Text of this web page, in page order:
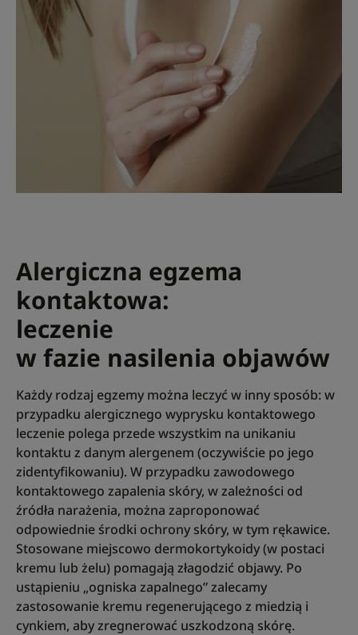
Alergiczna egzema
kontaktowa:
leczenie
w fazie nasilenia objawów
Każdy rodzaj egzemy można leczyć w inny sposób: w
przypadku alergicznego wyprysku kontaktowego
leczenie polega przede wszystkim na unikaniu
kontaktu z danym alergenem (oczywiście po jego
zidentyfikowaniu). W przypadku zawodowego
kontaktowego zapalenia skóry, w zależności od
źródła narażenia, można zaproponować
odpowiednie środki ochrony skóry, w tym rękawice.
Stosowane miejscowo dermokortykoidy (w postaci
kremu lub żelu) pomagają złagodzić objawy. Po
ustąpieniu „ogniska zapalnego” zalecamy
zastosowanie kremu regenerującego z miedzią i
cynkiem, aby zregnerować uszkodzoną skórę.